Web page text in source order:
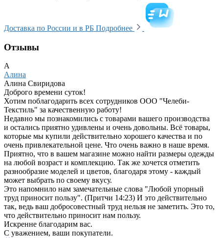
Доставка по России и в РБ Подробнее
Отзывы
А
Алина
Алина Свиридова
Доброго времени суток!
Хотим поблагодарить всех сотрудников ООО "Челеби-
Текстиль" за качественную работу!
Недавно мы познакомились с товарами вашего производства
и остались приятно удивлены и очень довольны. Всё товары,
которые мы купили действительно хорошего качества и по
очень привлекательной цене. Что очень важно в наше время.
Приятно, что в вашем магазине можно найти размеры одежды
на любой возраст и комплекцию. Так же хочется отметить
разнообразие моделей и цветов, благодаря этому - каждый
может выбрать по своему вкусу.
Это напомнило нам замечательные слова "Любой упорный
труд приносит пользу". (Притчи 14:23) И это действительно
так, ведь ваш добросовестный труд нельзя не заметить. Это то,
что действительно приносит нам пользу.
Искренне благодарим вас.
С уважением, ваши покупатели.